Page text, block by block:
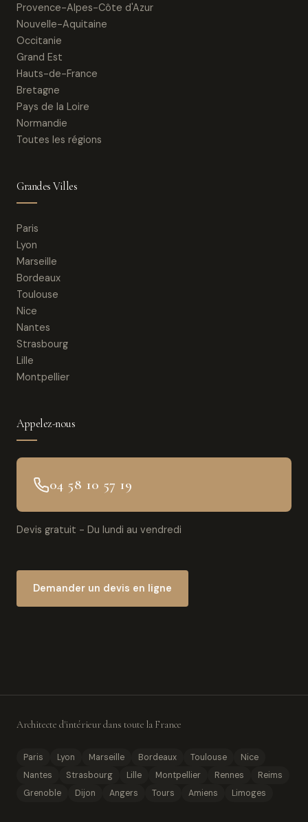
Provence-Alpes-Côte d'Azur
Nouvelle-Aquitaine
Occitanie
Grand Est
Hauts-de-France
Bretagne
Pays de la Loire
Normandie
Toutes les régions
Grandes Villes
Paris
Lyon
Marseille
Bordeaux
Toulouse
Nice
Nantes
Strasbourg
Lille
Montpellier
Appelez-nous
04 58 10 57 19
Devis gratuit - Du lundi au vendredi
Demander un devis en ligne
Architecte d'intérieur dans toute la France
Paris Lyon Marseille Bordeaux Toulouse
Nice
Nantes
Strasbourg Lille Montpellier Rennes
Reims
Grenoble
Dijon Angers Tours Amiens Limoges